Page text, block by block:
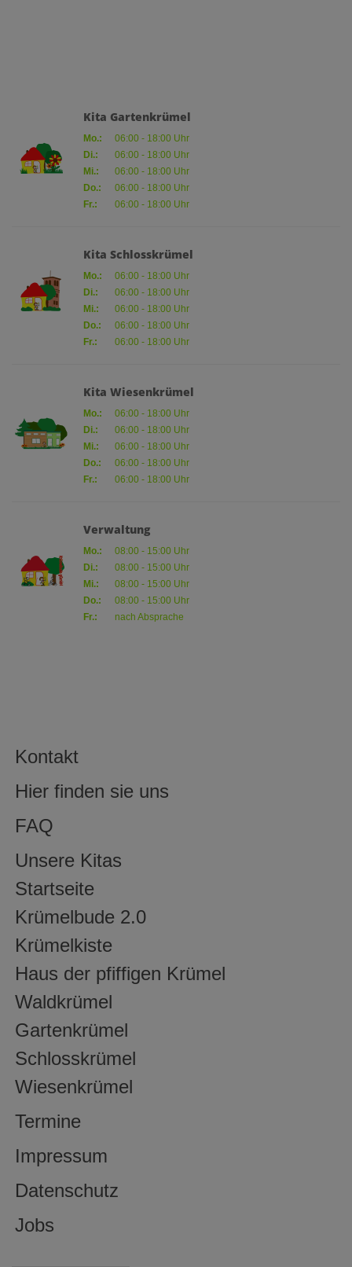
Kita Gartenkrümel
Mo.:
06:00 - 18:00 Uhr
Di.:
06:00 - 18:00 Uhr
Mi.:
06:00 - 18:00 Uhr
Do.:
06:00 - 18:00 Uhr
Fr.:
06:00 - 18:00 Uhr
Kita Schlosskrümel
Mo.:
06:00 - 18:00 Uhr
Di.:
06:00 - 18:00 Uhr
Mi.:
06:00 - 18:00 Uhr
Do.:
06:00 - 18:00 Uhr
Fr.:
06:00 - 18:00 Uhr
Kita Wiesenkrümel
Mo.:
06:00 - 18:00 Uhr
Di.:
06:00 - 18:00 Uhr
Mi.:
06:00 - 18:00 Uhr
Do.:
06:00 - 18:00 Uhr
Fr.:
06:00 - 18:00 Uhr
Verwaltung
Mo.:
08:00 - 15:00 Uhr
Di.:
08:00 - 15:00 Uhr
Mi.:
08:00 - 15:00 Uhr
Do.:
08:00 - 15:00 Uhr
Fr.:
nach Absprache
Kontakt
Hier finden sie uns
FAQ
Unsere Kitas
Startseite
Krümelbude 2.0
Krümelkiste
Haus der pfiffigen Krümel
Waldkrümel
Gartenkrümel
Schlosskrümel
Wiesenkrümel
Termine
Impressum
Datenschutz
Jobs